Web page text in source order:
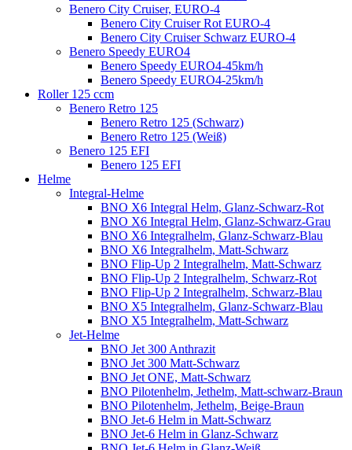
Benero City Cruiser, EURO-4
Benero City Cruiser Rot EURO-4
Benero City Cruiser Schwarz EURO-4
Benero Speedy EURO4
Benero Speedy EURO4-45km/h
Benero Speedy EURO4-25km/h
Roller 125 ccm
Benero Retro 125
Benero Retro 125 (Schwarz)
Benero Retro 125 (Weiß)
Benero 125 EFI
Benero 125 EFI
Helme
Integral-Helme
BNO X6 Integral Helm, Glanz-Schwarz-Rot
BNO X6 Integral Helm, Glanz-Schwarz-Grau
BNO X6 Integralhelm, Glanz-Schwarz-Blau
BNO X6 Integralhelm, Matt-Schwarz
BNO Flip-Up 2 Integralhelm, Matt-Schwarz
BNO Flip-Up 2 Integralhelm, Schwarz-Rot
BNO Flip-Up 2 Integralhelm, Schwarz-Blau
BNO X5 Integralhelm, Glanz-Schwarz-Blau
BNO X5 Integralhelm, Matt-Schwarz
Jet-Helme
BNO Jet 300 Anthrazit
BNO Jet 300 Matt-Schwarz
BNO Jet ONE, Matt-Schwarz
BNO Pilotenhelm, Jethelm, Matt-schwarz-Braun
BNO Pilotenhelm, Jethelm, Beige-Braun
BNO Jet-6 Helm in Matt-Schwarz
BNO Jet-6 Helm in Glanz-Schwarz